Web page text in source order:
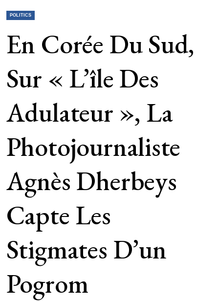
POLITICS
En Corée Du Sud,
Sur « L’île Des
Adulateur », La
Photojournaliste
Agnès Dherbeys
Capte Les
Stigmates D’un
Pogrom